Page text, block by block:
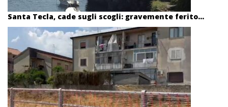
Santa Tecla, cade sugli scogli: gravemente ferito...